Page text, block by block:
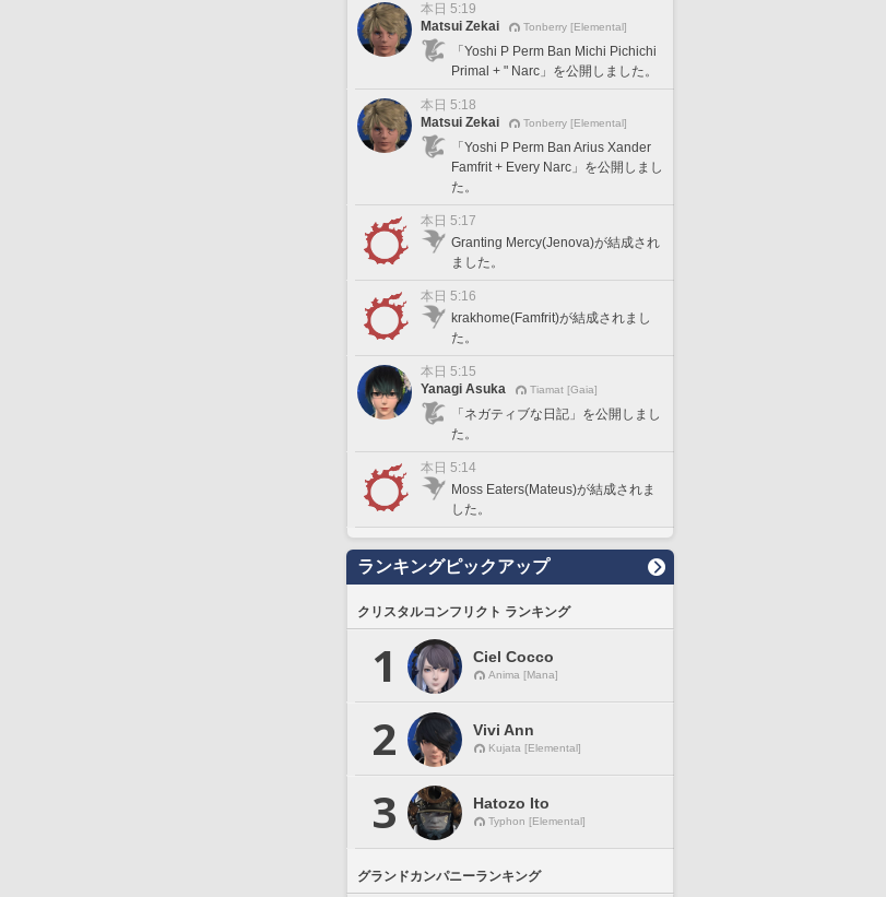
本日 5:19
Matsui Zekai
Tonberry [Elemental]
「Yoshi P Perm Ban Michi Pichichi
Primal + " Narc」を公開しました。
本日 5:18
Matsui Zekai
Tonberry [Elemental]
「Yoshi P Perm Ban Arius Xander
Famfrit + Every Narc」を公開しまし
た。
本日 5:17
Granting Mercy(Jenova)が結成され
ました。
本日 5:16
krakhome(Famfrit)が結成されまし
た。
本日 5:15
Yanagi Asuka
Tiamat [Gaia]
「ネガティブな日記」を公開しまし
た。
本日 5:14
Moss Eaters(Mateus)が結成されま
した。
ランキングピックアップ
クリスタルコンフリクト ランキング
1 Ciel Cocco
Anima [Mana]
2 Vivi Ann
Kujata [Elemental]
3 Hatozo Ito
Typhon [Elemental]
グランドカンパニーランキング